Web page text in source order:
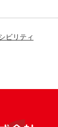
ビリティ